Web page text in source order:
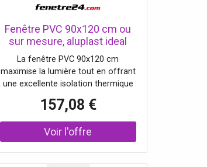
Fenêtre PVC 90x120 cm ou
sur mesure, aluplast ideal
4000, blanc, 900x1200 mm,
fenêtre fixe, 1 vantail
La fenêtre PVC 90x120 cm
maximise la lumière tout en offrant
une excellente isolation thermique
grandes dimensions assurent une
luminosité optimale et une
performance énergétique élevée
grâce au profilé IDEAL 4000.
157,08 €